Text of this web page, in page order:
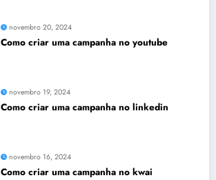
novembro 20, 2024
Como criar uma campanha no youtube
novembro 19, 2024
Como criar uma campanha no linkedin
novembro 16, 2024
Como criar uma campanha no kwai